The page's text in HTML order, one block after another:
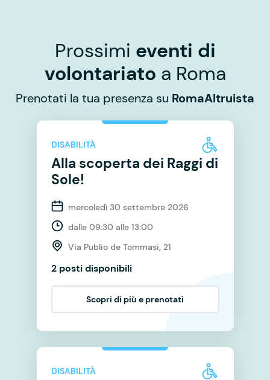
Prossimi eventi di
volontariato a Roma
Prenotati la tua presenza su RomaAltruista
DISABILITÀ
Alla scoperta dei Raggi di
Sole!
mercoledì 30 settembre 2026
dalle 09:30 alle 13:00
Via Publio de Tommasi, 21
2 posti disponibili
Scopri di più e prenotati
DISABILITÀ